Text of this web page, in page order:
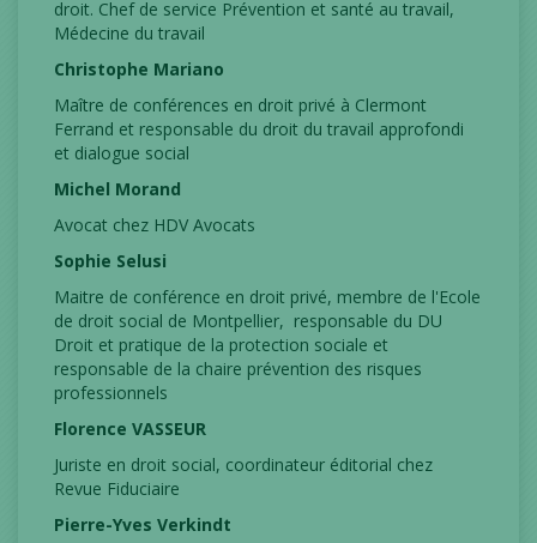
droit. Chef de service Prévention et santé au travail,
Médecine du travail
Christophe Mariano
Maître de conférences en droit privé à Clermont
Ferrand et responsable du droit du travail approfondi
et dialogue social
Michel Morand
Avocat chez HDV Avocats
Sophie Selusi
Maitre de conférence en droit privé, membre de l'Ecole
de droit social de Montpellier, responsable du DU
Droit et pratique de la protection sociale et
responsable de la chaire prévention des risques
professionnels
Florence VASSEUR
Juriste en droit social, coordinateur éditorial chez
Revue Fiduciaire
Pierre-Yves Verkindt